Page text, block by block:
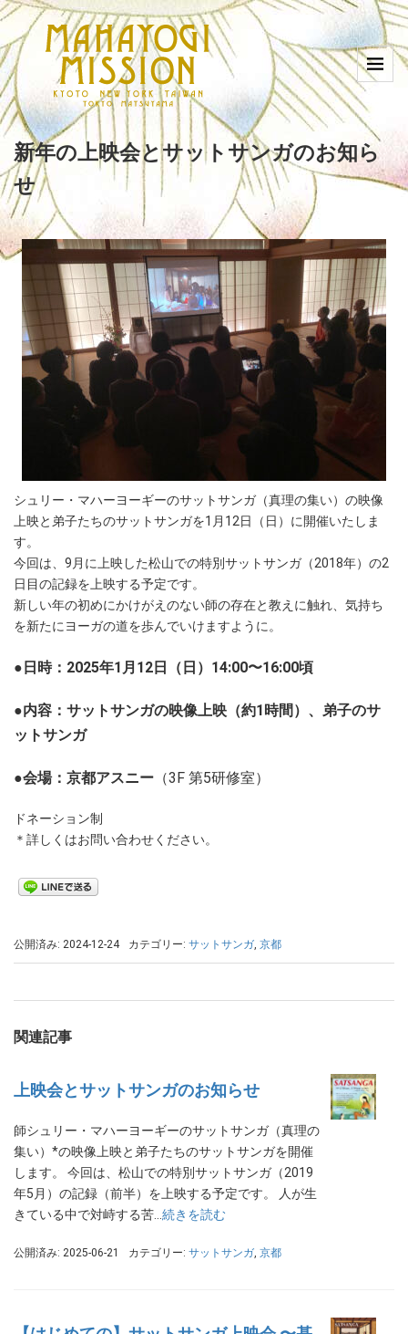
新年の上映会とサットサンガのお知ら
せ
シュリー・マハーヨーギーのサットサンガ（真理の集い）の映像
上映と弟子たちのサットサンガを1月12日（日）に開催いたしま
す。
今回は、9月に上映した松山での特別サットサンガ（2018年）の2
日目の記録を上映する予定です。
新しい年の初めにかけがえのない師の存在と教えに触れ、気持ち
を新たにヨーガの道を歩んでいけますように。
●日時：2025年1月12日（日）14:00〜16:00頃
●内容：サットサンガの映像上映（約1時間）、弟子のサ
ットサンガ
●会場：京都アスニー （3F 第5研修室）
ドネーション制
＊詳しくはお問い合わせください。
公開済み: 2024-12-24 カテゴリー: サットサンガ, 京都
関連記事
上映会とサットサンガのお知らせ
師シュリー・マハーヨーギーのサットサンガ（真理の
集い）*の映像上映と弟子たちのサットサンガを開催
します。 今回は、松山での特別サットサンガ（2019
年5月）の記録（前半）を上映する予定です。 人が生
きている中で対峙する苦… 続きを読む
公開済み: 2025-06-21 カテゴリー: サットサンガ, 京都